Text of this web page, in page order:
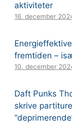
aktiviteter
16. december
fremtiden –
10. december
Daft Punks
skrive